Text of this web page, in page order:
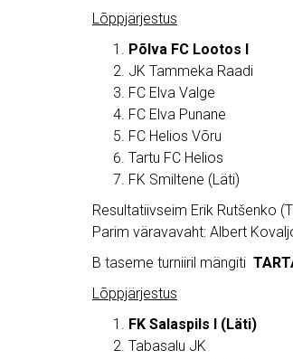
Lõppjärjestus
Põlva FC Lootos I
JK Tammeka Raadi
FC Elva Valge
FC Elva Punane
FC Helios Võru
Tartu FC Helios
FK Smiltene (Läti)
Resultatiivseim Erik Rutšenko
Parim väravavaht: Albert
B taseme turniiril mängiti
Lõppjärjestus
FK Salaspils I (Läti)
Tabasalu JK